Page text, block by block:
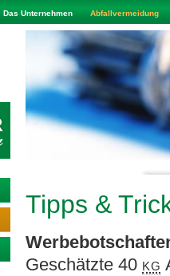
Das Unternehmen Abfallvermeidung
Tipps &
Geschätzte 40 kg